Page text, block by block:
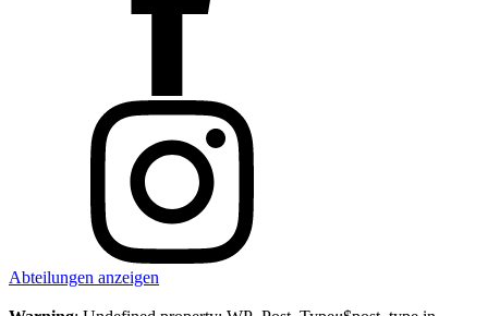
Abteilungen anzeigen